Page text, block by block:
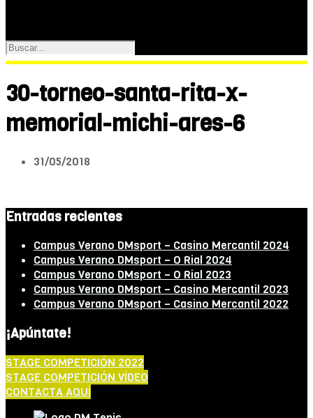
30-torneo-santa-rita-x-
memorial-michi-ares-6
31/05/2018
Entradas recientes
Campus Verano DMsport – Casino Mercantil 2024
Campus Verano DMsport – O Rial 2024
Campus Verano DMsport – O Rial 2023
Campus Verano DMsport – Casino Mercantil 2023
Campus Verano DMsport – Casino Mercantil 2022
¡Apúntate!
STAGE COMPETICIÓN 2022
STAGE COMPETICIÓN VÍDEO
CONTACTA AQUÍ